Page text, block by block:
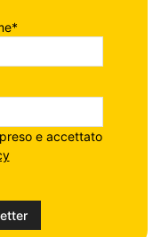
e accettato